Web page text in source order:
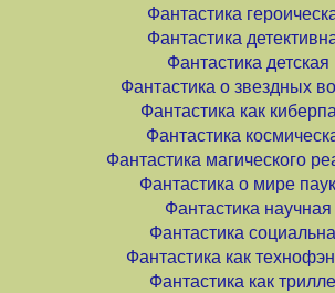
Фантастика
Фантастика
Фантастика детская
Фантастика о звездных
Фантастика как
Фантастика
Фантастика магического
Фантастика о мире
Фантастика научная
Фантастика
Фантастика как
Фантастика как